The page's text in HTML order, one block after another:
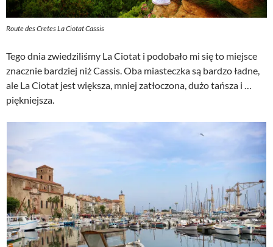
Route des Cretes La Ciotat Cassis
Tego dnia zwiedziliśmy La Ciotat i podobało mi się to miejsce
znacznie bardziej niż Cassis. Oba miasteczka są bardzo ładne,
ale La Ciotat jest większa, mniej zatłoczona, dużo tańsza i …
piękniejsza.